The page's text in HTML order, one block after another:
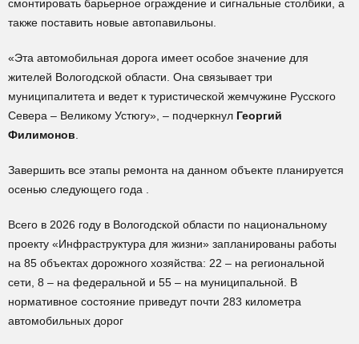
смонтировать барьерное ограждение и сигнальные столбики, а
также поставить новые автопавильоны.
«Эта автомобильная дорога имеет особое значение для
жителей Вологодской области. Она связывает три
муниципалитета и ведет к туристической жемчужине Русского
Севера – Великому Устюгу», – подчеркнул Георгий
Филимонов
Завершить все этапы ремонта на данном объекте планируется
осенью следующего года .
Всего в 2026 году в Вологодской области по национальному
проекту «Инфраструктура для жизни» запланированы работы
на 85 объектах дорожного хозяйства: 22 – на региональной
сети, 8 – на федеральной и 55 – на муниципальной. В
нормативное состояние приведут почти 283 километра
автомобильных дорог